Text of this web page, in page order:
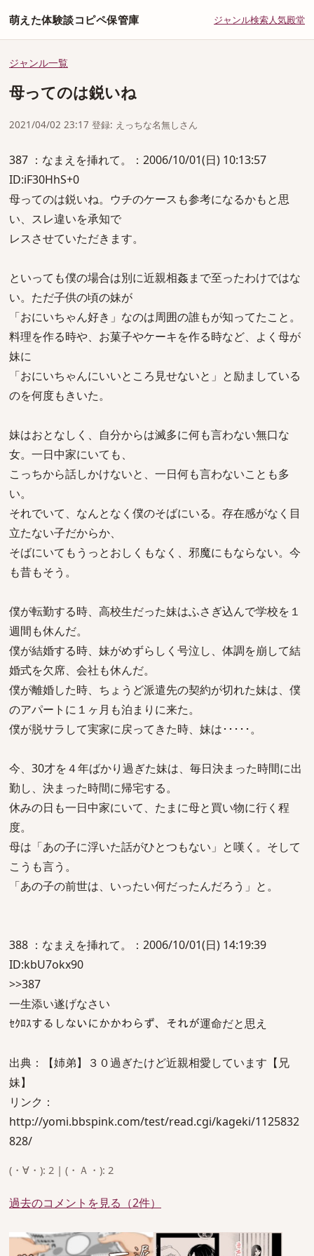
萌えた体験談コピペ保管庫 ジャンル検索人気殿堂
ジャンル一覧
母ってのは鋭いね
2021/04/02 23:17 登録: えっちな名無しさん
387 ：なまえを挿れて。：2006/10/01(日) 10:13:57
ID:iF30HhS+0
母ってのは鋭いね。ウチのケースも参考になるかもと思
い、スレ違いを承知で
レスさせていただきます。
といっても僕の場合は別に近親相姦まで至ったわけではな
い。ただ子供の頃の妹が
「おにいちゃん好き」なのは周囲の誰もが知ってたこと。
料理を作る時や、お菓子やケーキを作る時など、よく母が
妹に
「おにいちゃんにいいところ見せないと」と励ましている
のを何度もきいた。
妹はおとなしく、自分からは滅多に何も言わない無口な
女。一日中家にいても、
こっちから話しかけないと、一日何も言わないことも多
い。
それでいて、なんとなく僕のそばにいる。存在感がなく目
立たない子だからか、
そばにいてもうっとおしくもなく、邪魔にもならない。今
も昔もそう。
僕が転勤する時、高校生だった妹はふさぎ込んで学校を１
週間も休んだ。
僕が結婚する時、妹がめずらしく号泣し、体調を崩して結
婚式を欠席、会社も休んだ。
僕が離婚した時、ちょうど派遣先の契約が切れた妹は、僕
のアパートに１ヶ月も泊まりに来た。
僕が脱サラして実家に戻ってきた時、妹は･････。
今、30才を４年ばかり過ぎた妹は、毎日決まった時間に出
勤し、決まった時間に帰宅する。
休みの日も一日中家にいて、たまに母と買い物に行く程
度。
母は「あの子に浮いた話がひとつもない」と嘆く。そして
こうも言う。
「あの子の前世は、いったい何だったんだろう」と。
388 ：なまえを挿れて。：2006/10/01(日) 14:19:39
ID:kbU7okx90
>>387
一生添い遂げなさい
ｾｸﾛｽするしないにかかわらず、それが運命だと思え
出典：【姉弟】３０過ぎたけど近親相愛しています【兄
妹】
リンク：
http://yomi.bbspink.com/test/read.cgi/kageki/1125832
828/
(・∀・): 2 | (・Ａ・): 2
過去のコメントを見る（2件）